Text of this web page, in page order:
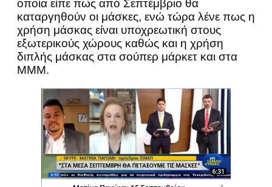
οποία είπε πως από Σεπτέμβριο θα
καταργηθούν οι μάσκες, ενώ τώρα λένε πως η
χρήση μάσκας είναι υποχρεωτική στους
εξωτερικούς χώρους καθώς και η χρήση
διπλής μάσκας στα σούπερ μάρκετ και στα
ΜΜΜ.